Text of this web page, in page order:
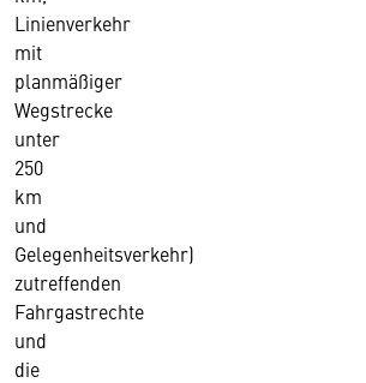
Linienverkehr
mit
planmäßiger
Wegstrecke
unter
250
km
und
Gelegenheitsverkehr)
zutreffenden
Fahrgastrechte
und
die